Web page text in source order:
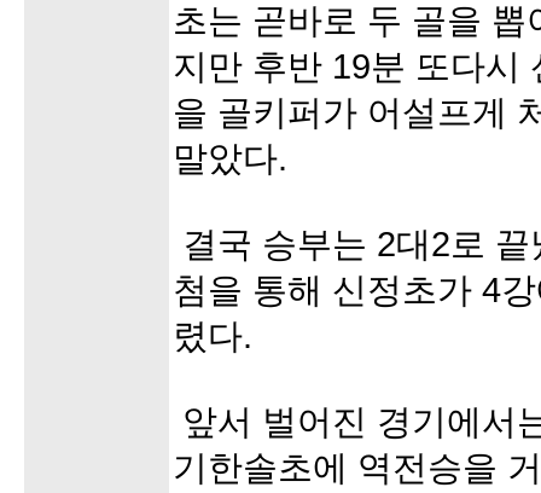
초는 곧바로 두 골을
지만 후반 19분 또다시
을 골키퍼가 어설프게
말았다.
결국 승부는 2대2로
첨을 통해 신정초가 4
렸다.
앞서 벌어진 경기에서
기한솔초에 역전승을